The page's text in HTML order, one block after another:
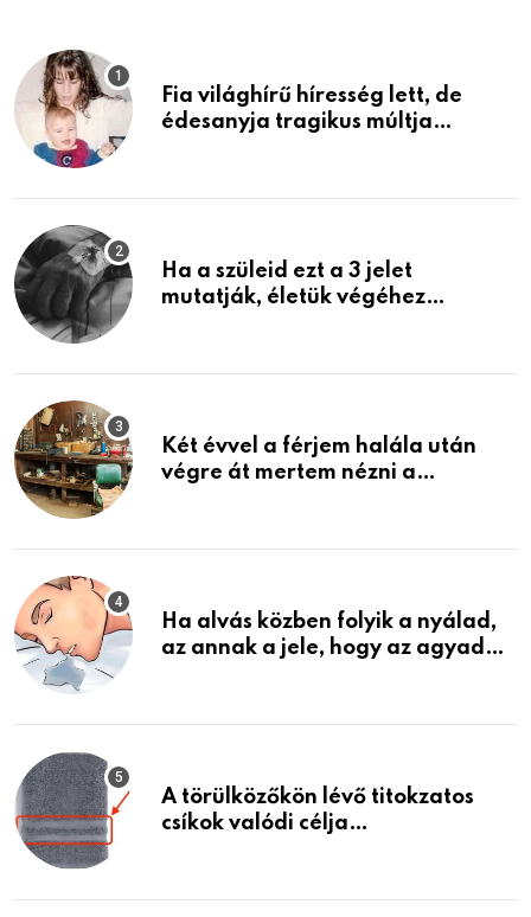
Fia világhírű híresség lett, de
édesanyja tragikus múltja
Ha a szüleid ezt a 3 jelet
mutatják, életük végéhez
Két évvel a férjem halála után
végre át mertem nézni a
életemet
Ha alvás közben folyik a nyálad,
az annak a jele, hogy az agyad…
A törülközőkön lévő titokzatos
csíkok valódi célja…